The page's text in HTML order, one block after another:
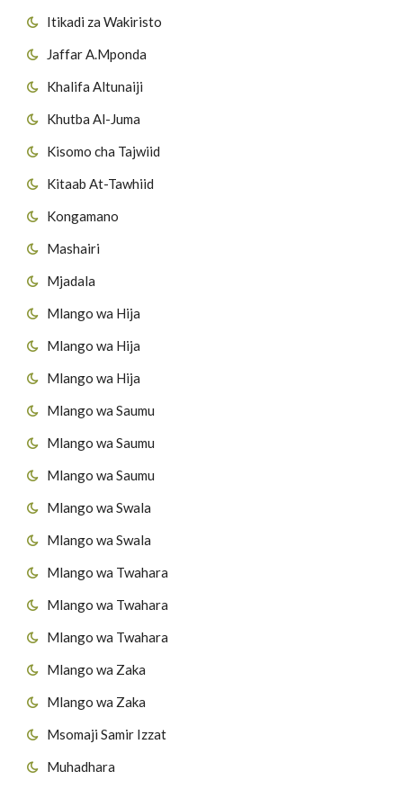
Itikadi za Wakiristo
Jaffar A.Mponda
Khalifa Altunaiji
Khutba Al-Juma
Kisomo cha Tajwiid
Kitaab At-Tawhiid
Kongamano
Mashairi
Mjadala
Mlango wa Hija
Mlango wa Hija
Mlango wa Hija
Mlango wa Saumu
Mlango wa Saumu
Mlango wa Saumu
Mlango wa Swala
Mlango wa Swala
Mlango wa Twahara
Mlango wa Twahara
Mlango wa Twahara
Mlango wa Zaka
Mlango wa Zaka
Msomaji Samir Izzat
Muhadhara